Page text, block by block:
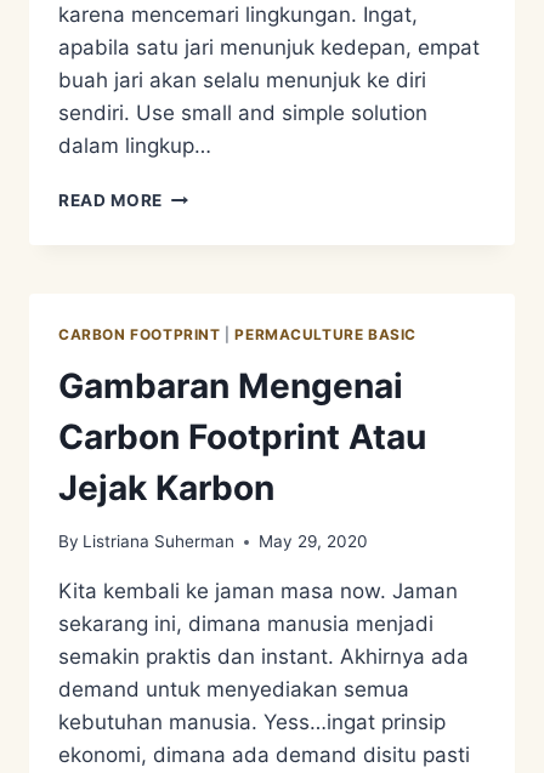
karena mencemari lingkungan. Ingat,
apabila satu jari menunjuk kedepan, empat
buah jari akan selalu menunjuk ke diri
sendiri. Use small and simple solution
dalam lingkup…
READ MORE BAGAIMANA
KITA
KARBON?
CARBON FOOTPRINT |PERMACULTURE BASIC
Gambaran Mengenai
Carbon Footprint Atau
Jejak Karbon
By Listriana Suherman May 29, 2020
Kita kembali ke jaman masa now. Jaman
sekarang ini, dimana manusia menjadi
semakin praktis dan instant. Akhirnya ada
demand untuk menyediakan semua
kebutuhan manusia. Yess…ingat prinsip
ekonomi, dimana ada demand disitu pasti